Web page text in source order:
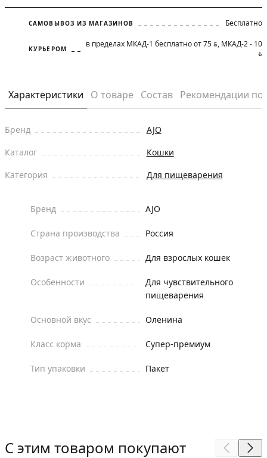
САМОВЫВОЗ ИЗ МАГАЗИНОВ Бесплатно
КУРЬЕРОМ в пределах МКАД-1 бесплатно от 75 BYN, МКАД-2 - 10
BYN
Характеристики О товаре Состав Рекомендации
Бренд
AJO
Каталог
Кошки
Категория
Для пищеварения
Бренд AJO
Страна производства Россия
Возраст животного Для взрослых кошек
Особенности
Для чувствительного
пищеварения
Основной вкус Оленина
Класс корма Супер-премиум
Тип упаковки Пакет
С этим товаром покупают